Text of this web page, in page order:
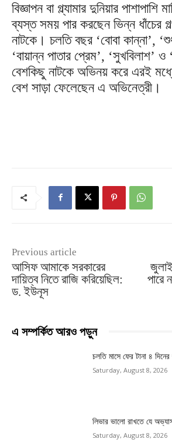
বিজ্ঞাপন বা গ্ল্যামার দুনিয়ার পাশাপাশি
ব্যস্ত সময় পার করছেন ভিন্ন ধাঁচের
নাটকে। চলতি বছর ‘বোবা কান্না’,
‘বায়ান্ন পাতার প্রেম’, ‘সুখবিলাশ’
বেশকিছু নাটকে অভিনয় করে এরই
বেশ সাড়া ফেলেছেন এ অভিনেত্রী।
Previous article
আসিফ আমাকে সরকারের
দায়িত্ব নিতে রাজি করিয়েছিল:
ড. ইউনূস
পারে
এ সম্পর্কিত আরও পড়ুন
চলতি মাসে ফের টানা ৪
Saturday, August 8, 2026
লিভার ভালো রাখতে যে
Saturday, August 8, 2026